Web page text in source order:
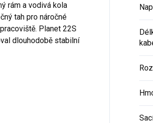
rám a vodivá kola
tah pro náročné
Planet 22S
dlouhodobě stabilní